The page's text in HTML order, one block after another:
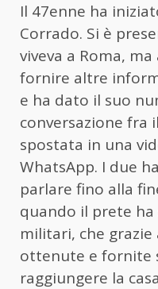
Il 47enne ha
Corrado. Si è
viveva a Roma,
fornire altre
e ha dato il suo
conversazione fra
spostata in una
WhatsApp. I due
parlare fino alla
quando il prete
militari, che
ottenute e fornite
raggiungere la